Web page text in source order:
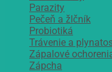
Parazity
Pečeň a žlčník
Probiotiká
Trávenie a
Zápalové
Zápcha